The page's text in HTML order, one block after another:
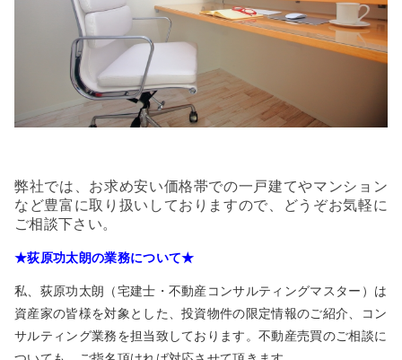
弊社では、お求め安い価格帯での一戸建てやマンション
など豊富に取り扱いしておりますので、どうぞお気軽に
ご相談下さい。
★荻原功太朗の業務について★
私、荻原功太朗（宅建士・不動産コンサルティングマスター）は
資産家の皆様を対象とした、投資物件の限定情報のご紹介、コン
サルティング業務を担当致しております。不動産売買のご相談に